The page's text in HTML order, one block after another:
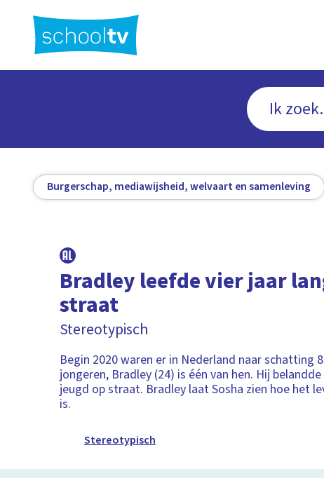
hoofdinhoud
Burgerschap, mediawijsheid, welvaart en samenleving
Bradley leefde vier jaar
straat
Stereotypisch
Begin 2020 waren er in Nederland naar schatting
jongeren, Bradley (24) is één van hen. Hij
jeugd op straat. Bradley laat Sosha zien hoe het
is.
Stereotypisch